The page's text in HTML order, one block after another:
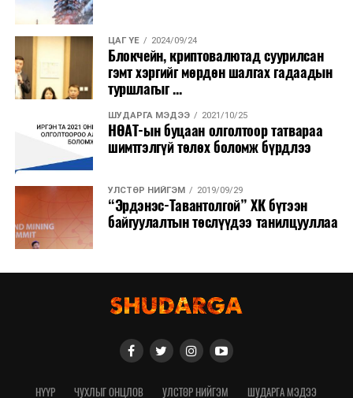
ЦАГ ҮЕ 2024/09/24
Блокчейн, криптовалютад суурилсан
гэмт хэргийг мөрдөн шалгах гадаадын
туршлагыг ...
ШУДАРГА МЭДЭЭ 2021/10/25
НӨАТ-ын буцаан олголтоор татвараа
шимтгэлгүй төлөх боломж бүрдлээ
УЛСТӨР НИЙГЭМ 2019/09/29
“Эрдэнэс-Тавантолгой” ХК бүтээн
байгуулалтын төслүүдээ танилцууллаа
НҮҮР ЧУХЛЫГ ОНЦЛОВ УЛСТӨР НИЙГЭМ ШУДАРГА МЭДЭЭ